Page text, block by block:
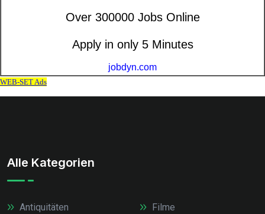
Alle Kategorien
Antiquitäten
Filme